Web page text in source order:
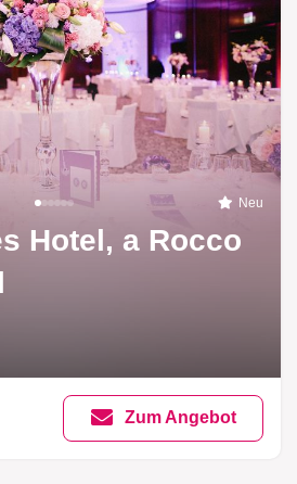
Neu
Hotel, a Rocco
Zum Angebot